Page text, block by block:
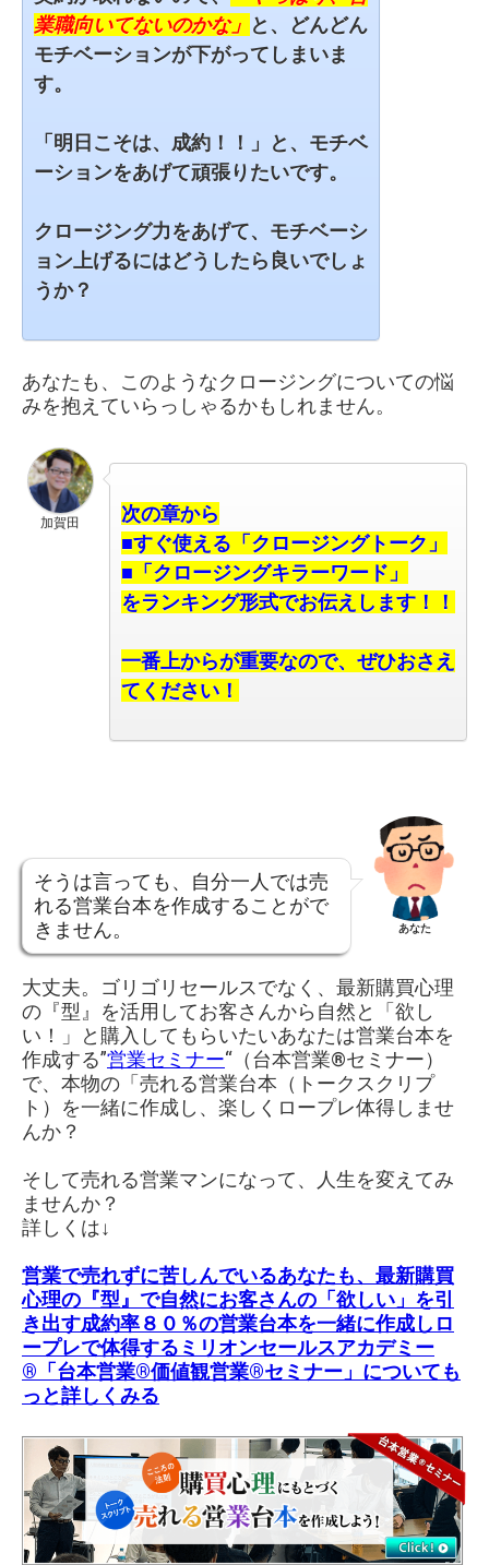
業職向いてないのかな」 と、どんどん
モチベーションが下がってしまいま
す。
「明日こそは、成約！！」と、モチベ
ーションをあげて頑張りたいです。
クロージング力をあげて、モチベーシ
ョン上げるにはどうしたら良いでしょ
うか？
あなたも、このようなクロージングについての悩
みを抱えていらっしゃるかもしれません。
加賀田
次の章から
■すぐ使える「クロージングトーク」
■「クロージングキラーワード」
をランキング形式でお伝えします！！
一番上からが重要なので、ぜひおさえ
てください！
そうは言っても、自分一人では売
れる営業台本を作成することがで
きません。
あなた
大丈夫。ゴリゴリセールスでなく、最新購買心理
の『型』を活用してお客さんから自然と「欲し
い！」と購入してもらいたいあなたは営業台本を
作成する”営業セミナー“（台本営業®︎セミナー）
で、本物の「売れる営業台本（トークスクリプ
ト）を一緒に作成し、楽しくロープレ体得しませ
んか？
そして売れる営業マンになって、人生を変えてみ
ませんか？
詳しくは↓
営業で売れずに苦しんでいるあなたも、最新購買
心理の『型』で自然にお客さんの「欲しい」を引
き出す成約率８０％の営業台本を一緒に作成しロ
ープレで体得する ミリオンセールスアカデミー
®「台本営業®価値観営業®︎セミナー」 についても
っと詳しくみる